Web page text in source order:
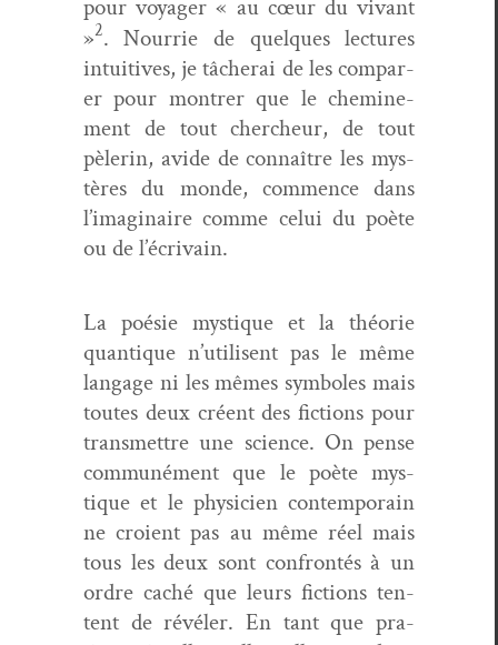
pour voy­ager « au cœur du vivant
»2. Nour­rie de quelques lec­tures
intu­itives, je tâcherai de les com­par­
er pour mon­tr­er que le chem­ine­
ment de tout chercheur, de tout
pèlerin, avide de con­naître les mys­
tères du monde, com­mence dans
l’imaginaire comme celui du poète
ou de l’écrivain.
La poésie mys­tique et la théorie
quan­tique n’utilisent pas le même
lan­gage ni les mêmes sym­bol­es mais
toutes deux créent des fic­tions pour
trans­met­tre une sci­ence. On pense
com­muné­ment que le poète mys­
tique et le physi­cien con­tem­po­rain
ne croient pas au même réel mais
tous les deux sont con­fron­tés à un
ordre caché que leurs fic­tions ten­
tent de révéler. En tant que pra­